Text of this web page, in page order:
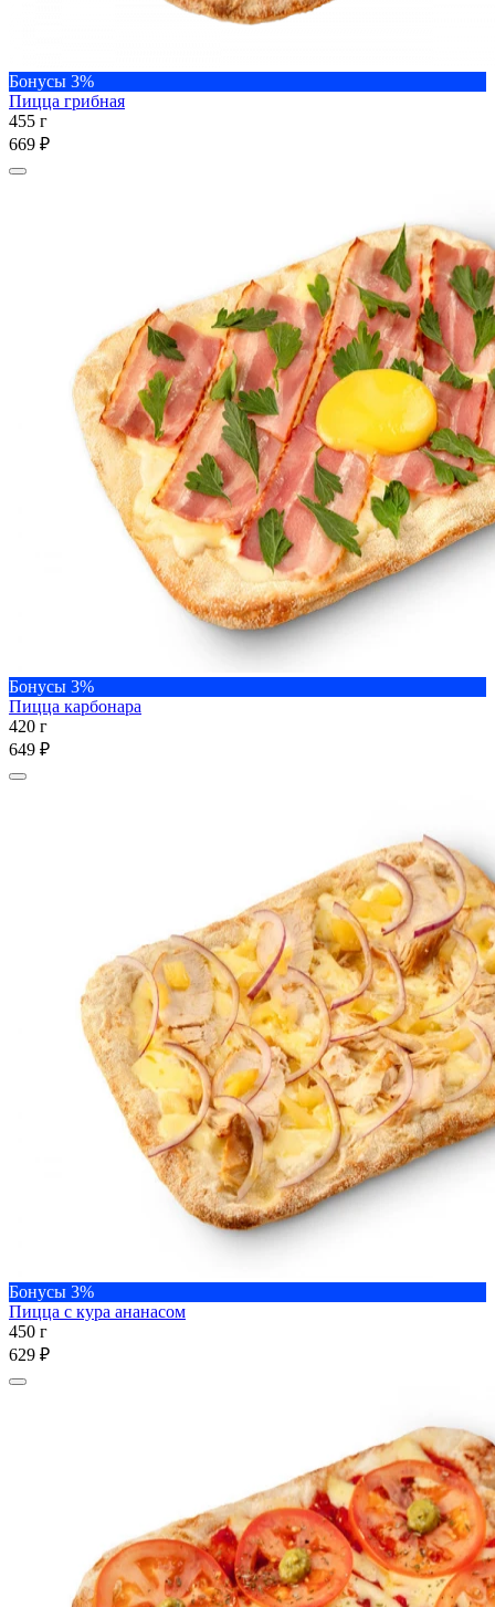
Бонусы 3%
Пицца грибная
455 г
669 ₽
Бонусы 3%
Пицца карбонара
420 г
649 ₽
Бонусы 3%
Пицца с кура ананасом
450 г
629 ₽